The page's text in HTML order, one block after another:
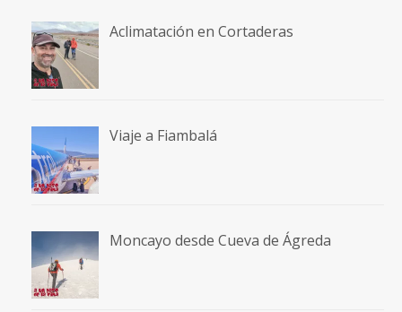
Aclimatación en Cortaderas
Viaje a Fiambalá
Moncayo desde Cueva de Ágreda